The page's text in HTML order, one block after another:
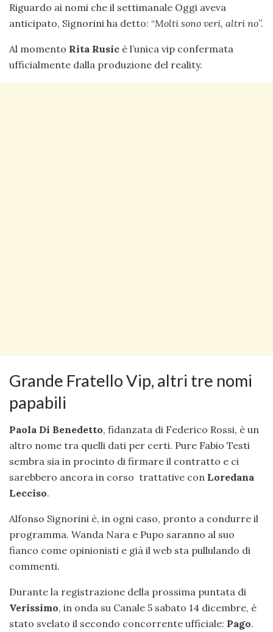
Riguardo ai nomi che il settimanale Oggi aveva
anticipato, Signorini ha detto: “Molti sono veri, altri no”.
Al momento Rita Rusic è l’unica vip confermata
ufficialmente dalla produzione del reality.
Grande Fratello Vip, altri tre nomi
papabili
Paola Di Benedetto, fidanzata di Federico Rossi, è un
altro nome tra quelli dati per certi. Pure Fabio Testi
sembra sia in procinto di firmare il contratto e ci
sarebbero ancora in corso trattative con Loredana
Lecciso.
Alfonso Signorini è, in ogni caso, pronto a condurre il
programma. Wanda Nara e Pupo saranno al suo
fianco come opinionisti e già il web sta pullulando di
commenti.
Durante la registrazione della prossima puntata di
Verissimo, in onda su Canale 5 sabato 14 dicembre, è
stato svelato il secondo concorrente ufficiale: Pago.